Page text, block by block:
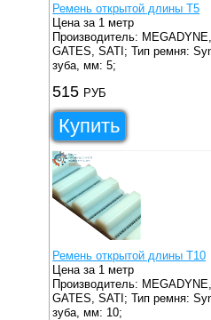
Ремень открытой длины T5
Цена за 1 метр
Производитель:
GATES, SATI; Тип ремня:
зуба, мм: 5;
515 РУБ
Купить
Ремень открытой длины T10
Цена за 1 метр
Производитель:
GATES, SATI; Тип ремня:
зуба, мм: 10;